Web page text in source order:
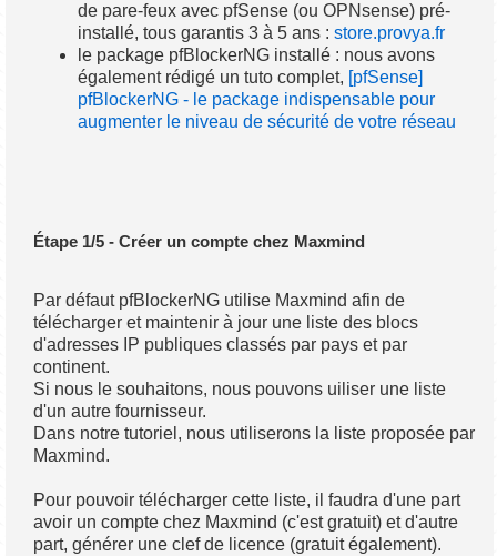
de pare-feux avec pfSense (ou OPNsense) pré-
installé, tous garantis 3 à 5 ans :store.provya.fr
le package pfBlockerNG installé : nous avons
également rédigé un tuto complet, [pfSense]
pfBlockerNG - le package indispensable pour
augmenter le niveau de sécurité de votre réseau
Étape 1/5 - Créer un compte chez Maxmind
Par défaut pfBlockerNG utilise Maxmind afin de
télécharger et maintenir à jour une liste des blocs
d'adresses IP publiques classés par pays et par
continent.
Si nous le souhaitons, nous pouvons uiliser une liste
d'un autre fournisseur.
Dans notre tutoriel, nous utiliserons la liste proposée par
Maxmind.
Pour pouvoir télécharger cette liste, il faudra d'une part
avoir un compte chez Maxmind (c'est gratuit) et d'autre
part, générer une clef de licence (gratuit également).